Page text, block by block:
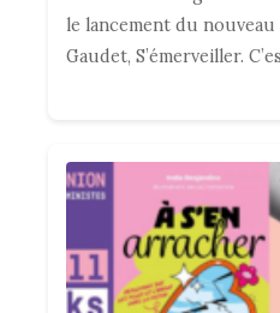
le lancement du
Gaudet, S’émerveiller.